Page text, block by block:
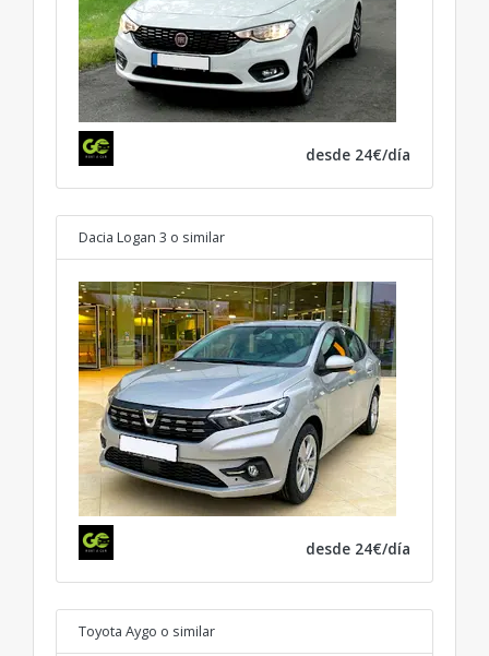
desde 24€/día
Dacia Logan 3 o similar
desde 24€/día
Toyota Aygo o similar